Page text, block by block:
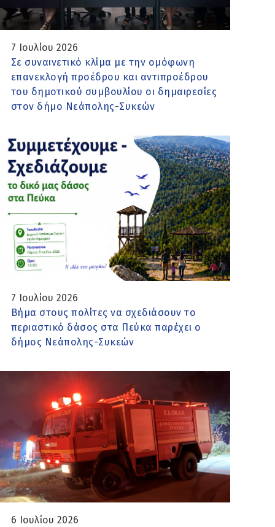
7 Ιουλίου 2026
Σε συναινετικό κλίμα με την ομόφωνη
επανεκλογή προέδρου και αντιπροέδρου
του δημοτικού συμβουλίου οι δημαιρεσίες
στον δήμο Νεάπολης-Συκεών
7 Ιουλίου 2026
Βήμα στους πολίτες να σχεδιάσουν το
περιαστικό δάσος στα Πεύκα παρέχει ο
δήμος Νεάπολης-Συκεών
6 Ιουλίου 2026